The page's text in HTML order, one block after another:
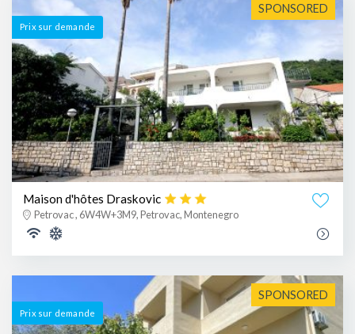
SPONSORED
Prix ​​sur demande
Maison d'hôtes Draskovic
Petrovac , 6W4W+3M9, Petrovac, Montenegro
SPONSORED
Prix ​​sur demande